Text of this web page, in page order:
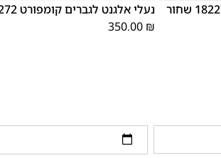
נעלי אלגנט לגברים קומפורט 182272 חום
350.00 ₪